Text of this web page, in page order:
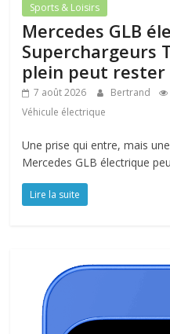
Sports & Loisirs
Mercedes GLB
Superchargeurs
plein peut
7 août 2026 Bertrand
Véhicule électrique
Une prise qui entre, mais
Mercedes GLB électrique
Lire la suite